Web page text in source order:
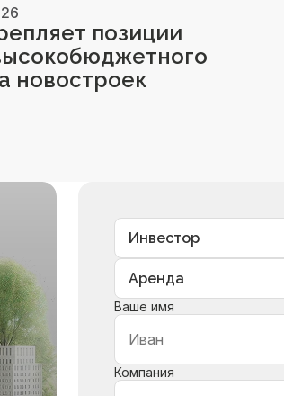
позиции
новостроек
Ваше имя
Компания